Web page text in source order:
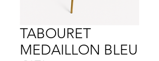
TABOURET
MEDAILLON BLEU